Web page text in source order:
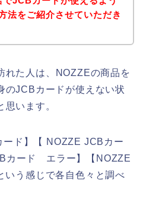
法をご紹介させていただき
れた人は、NOZZEの商品を
のJCBカードが使えない状
います。
ド】【 NOZZE JCBカー
カード エラー】【NOZZE
う感じで各自色々と調べ